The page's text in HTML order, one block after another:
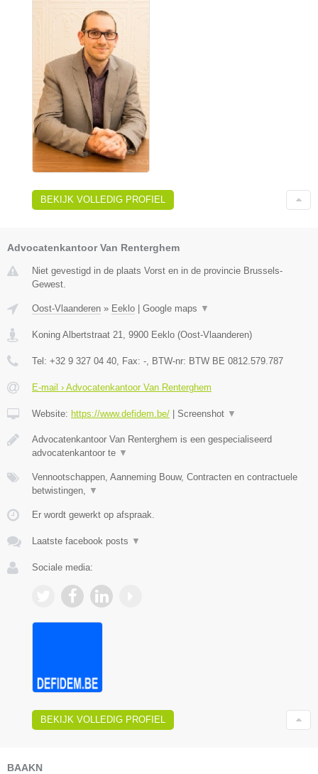
BEKIJK VOLLEDIG PROFIEL
Advocatenkantoor Van Renterghem
Niet gevestigd in de plaats Vorst en in de provincie Brussels-
Gewest.
Oost-Vlaanderen » Eeklo Google maps ▼
Koning Albertstraat 21 9900 Eeklo (Oost-Vlaanderen)
Tel: +32 9 327 04 40 , Fax: - , BTW-nr: BTW BE 0812.579.787
E-mail › Advocatenkantoor Van Renterghem
Website: https://www.defidem.be/ Screenshot ▼
Advocatenkantoor Van Renterghem is een gespecialiseerd
advocatenkantoor te ▼
Vennootschappen, Aanneming Bouw, Contracten en contractuele
betwistingen,
▼
Er wordt gewerkt op afspraak.
Laatste facebook posts ▼
Sociale media:
BEKIJK VOLLEDIG PROFIEL
BAAKN